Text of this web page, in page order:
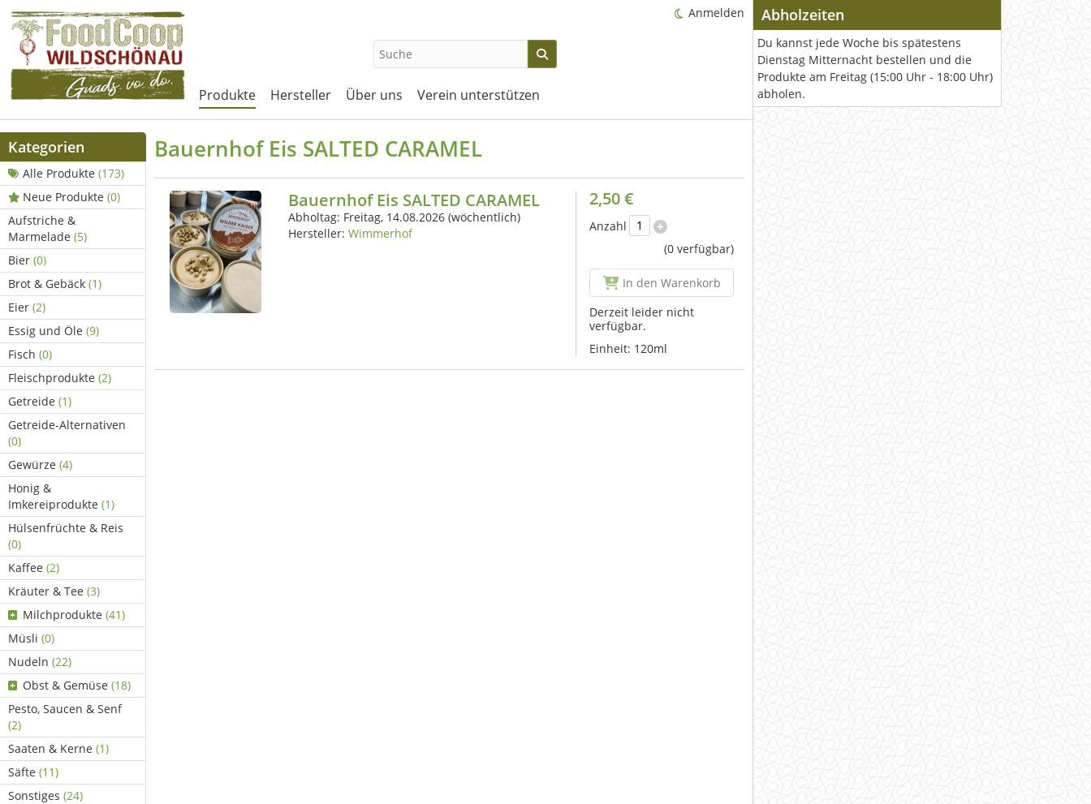
Anmelden
Produkte Hersteller Über uns Verein unterstützen
Kategorien
Alle Produkte (173)
Neue Produkte (0)
Aufstriche &
Marmelade (5)
Bier (0)
Brot & Gebäck (1)
Eier (2)
Essig und Öle (9)
Fisch (0)
Fleischprodukte (2)
Getreide (1)
Getreide-Alternativen
(0)
Gewürze (4)
Honig &
Imkereiprodukte (1)
Hülsenfrüchte & Reis
(0)
Kaffee (2)
Kräuter & Tee (3)
Milchprodukte (41)
Müsli (0)
Nudeln (22)
Obst & Gemüse (18)
Pesto, Saucen & Senf
(2)
Saaten & Kerne (1)
Säfte (11)
Sonstiges (24)
Bauernhof Eis SALTED CARAMEL
Bauernhof Eis SALTED CARAMEL
Abholtag: Freitag, 14.08.2026 (wöchentlich)
Hersteller: Wimmerhof
2,50 €
Anzahl
(0 verfügbar)
In den Warenkorb
Derzeit leider nicht
verfügbar.
Einheit: 120ml
Abholzeiten
Du kannst jede Woche bis spätestens
Dienstag Mitternacht bestellen und die
Produkte am Freitag (15:00 Uhr - 18:00 Uhr)
abholen.